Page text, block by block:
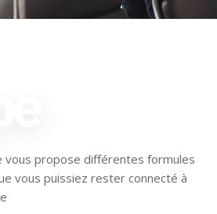
vous propose différentes formules
vous puissiez rester connecté à